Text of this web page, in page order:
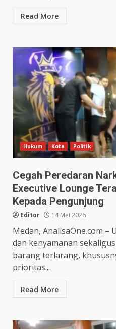
Read More
Hukum Kota Politik
Cegah Peredaran
Executive Lounge
Kepada Pengunjung
Editor 14 Mei 2026
Medan, AnalisaOne.com –
dan kenyamanan
barang terlarang,
prioritas...
Read More